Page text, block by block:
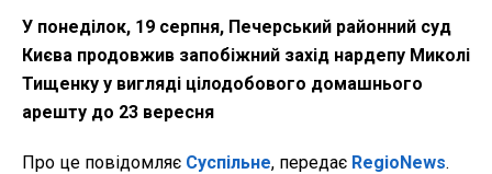
У понеділок, 19 серпня, Печерський районний суд
Києва продовжив запобіжний захід нардепу Миколі
Тищенку у вигляді цілодобового домашнього
арешту до 23 вересня
Про це повідомляє Суспільне, передає RegioNews.